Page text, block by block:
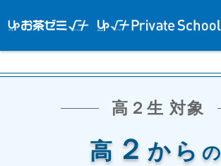
ミ√＋（ルー
（ルータス）PS
高２生 対象
高 ２ から の